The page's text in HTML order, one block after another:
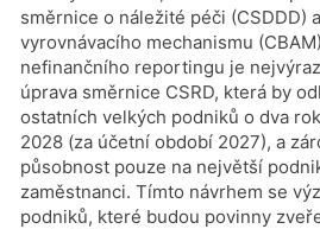
směrnice o náležité péči (CSDDD)
vyrovnávacího mechanismu
nefinančního reportingu je
úprava směrnice CSRD, která by
ostatních velkých podniků o dva
2028 (za účetní období 2027), a
působnost pouze na největší
zaměstnanci. Tímto návrhem se
podniků, které budou povinny